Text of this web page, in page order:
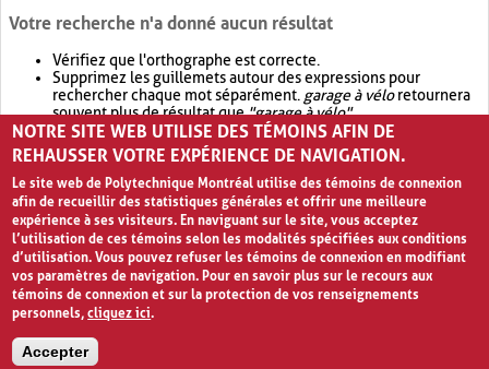
Votre recherche n'a donné aucun résultat
Vérifiez que l'orthographe est correcte.
Supprimez les guillemets autour des expressions pour
rechercher chaque mot séparément. garage à véloretournera
souvent plus de résultat que"garage à vélo".
Envisagez d'élargir votre recherche avec OR.garage OR vélo
retournera souvent plus de résultat quegarage à vélo
NOTRE SITE WEB UTILISE DES TÉMOINS AFIN DE
REHAUSSER VOTRE EXPÉRIENCE DE NAVIGATION.
Le site web de Polytechnique Montréal utilise des témoins de connexion
afin de recueillir des statistiques générales et offrir une meilleure
expérience à ses visiteurs. En naviguant sur le site, vous acceptez
l’utilisation de ces témoins selon les modalités spécifiées aux conditions
d’utilisation. Vous pouvez refuser les témoins de connexion en modifiant
vos paramètres de navigation. Pour en savoir plus sur le recours aux
témoins de connexion et sur la protection de vos renseignements
personnels,cliquez ici.
Accepter